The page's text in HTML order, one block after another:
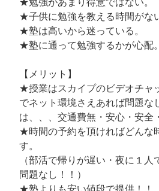
★子供に勉強を教える時間がな
★塾は高いから迷っている。
★塾に通って勉強するかが心配。
【メリット】
★授業はスカイプのビデオチャ
でネット環境さえあれば問題な
は、、、交通費無・安心・安全
★時間の予約を頂ければどんな
す。
（部活で帰りが遅い・夜に１
問題なし！！）
★塾よりも安い値段で提供！！